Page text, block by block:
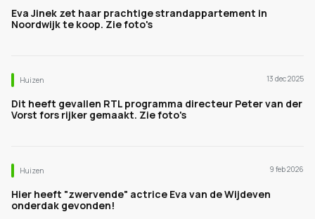
Eva Jinek zet haar prachtige strandappartement in
Noordwijk te koop. Zie foto's
Huizen 13 dec 2025
Dit heeft gevallen RTL programma directeur Peter van der
Vorst fors rijker gemaakt. Zie foto's
Huizen 9 feb 2026
Hier heeft "zwervende" actrice Eva van de Wijdeven
onderdak gevonden!